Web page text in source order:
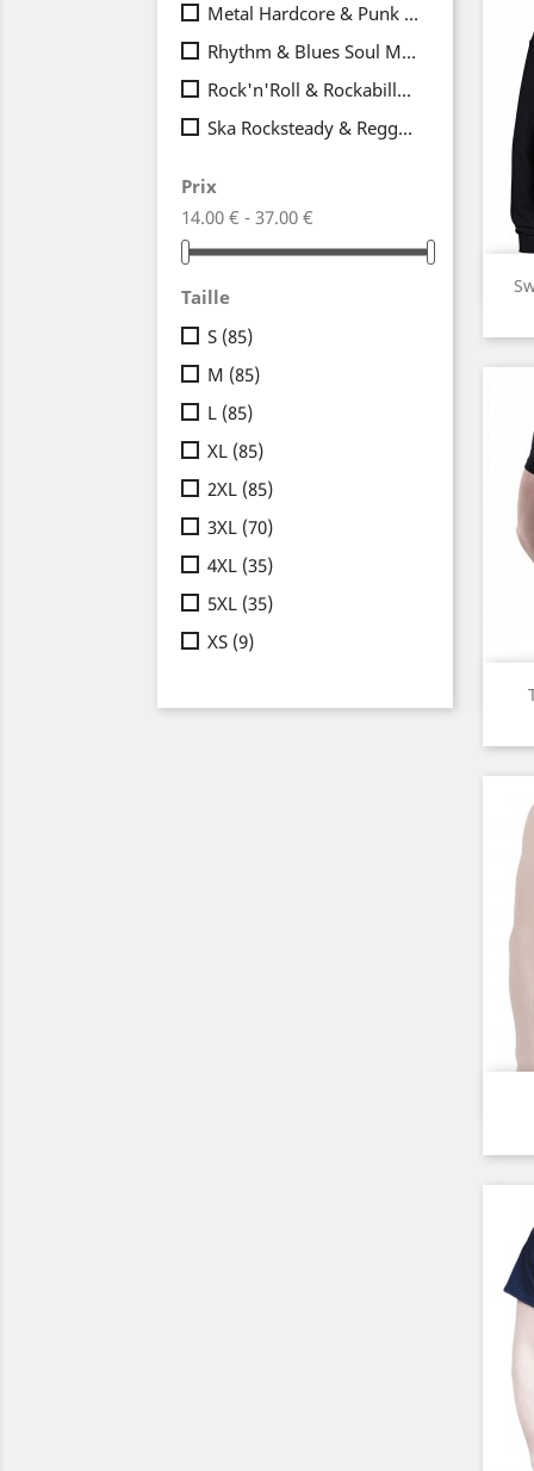
Metal Hardcore & Punk Rock
Rhythm & Blues Soul Mod
Rock'n'Roll & Rockabilly
Ska Rocksteady & Reggae
Prix
14.00 € - 37.00 €
Taille
S (85)
M (85)
L (85)
XL (85)
2XL (85)
3XL (70)
4XL (35)
5XL (35)
XS (9)